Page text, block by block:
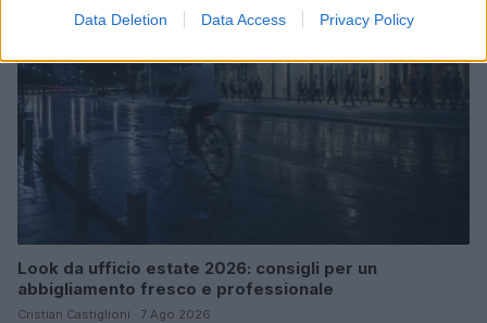
Data Deletion Data Access Privacy Policy
Look da ufficio estate 2026: consigli per un
abbigliamento fresco e professionale
Cristian Castiglioni · 7 Ago 2026